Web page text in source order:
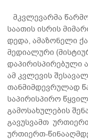
მკვლევარმა
საათის ისრის
დედა, ამაზონელი
მედიალური
დაპირისპირებული
ამ კვლევის
თანმიმდევრულად
საპირისპირო
გამოსახულების
გავუსვამთ
ურთიერთ-